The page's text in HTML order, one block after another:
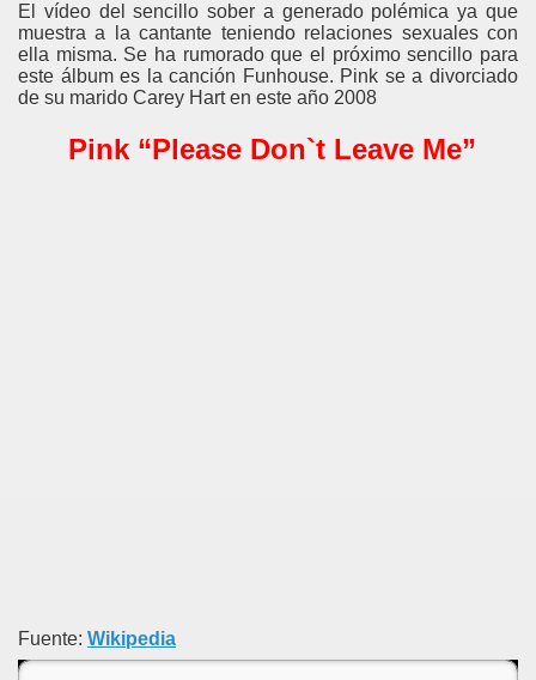
El vídeo del sencillo sober a generado polémica ya que
muestra a la cantante teniendo relaciones sexuales con
ella misma. Se ha rumorado que el próximo sencillo para
este álbum es la canción Funhouse. Pink se a divorciado
de su marido Carey Hart en este año 2008
Pink “Please Don`t Leave Me”
Fuente: Wikipedia